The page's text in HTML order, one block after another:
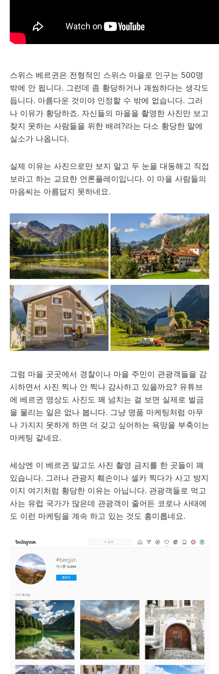
스위스 베르귄은 전형적인 스위스 마을로 인구는 500명
밖에 안 됩니다. 그런데 좀 황당하거나 괘씸하다는 생각도
듭니다. 아름다운 것이야 인정할 수 밖에 없습니다. 그러
나 이유가 황당하죠. 자신들의 마을을 촬영한 사진만 보고
찾지 못하는 사람들을 위한 배려?라는 다소 황당한 말에
실소가 나옵니다.
실제 이유는 사진으로만 보지 말고 두 눈을 대동해고 직접
보라고 하는 교묘한 언론플레이입니다. 이 마을 사람들의
마음씨는 아름답지 못하네요.
그럼 마을 곳곳에서 경찰이나 마을 주민이 관광객들을 감
시하면서 사진 찍나 안 찍나 감사하고 있을까요? 유튜브
에 베르귄 영상도 사진도 꽤 넘치는 걸 보면 실제로 벌금
을 물리는 일은 없나 봅니다. 그냥 명품 마케팅처럼 아무
나 가지지 못하게 하면 더 갖고 싶어하는 욕망을 부축이는
마케팅 같네요.
세상엔 이 베르귄 말고도 사진 촬영 금지를 한 곳들이 꽤
있습니다. 그러나 관광지 훼손이나 셀카 찍다가 사고 방지
이지 여기처럼 황당한 이유는 아닙니다. 관광객들로 먹고
사는 유럽 국가가 많은데 관광객이 줄어든 코로나 사태에
도 이런 마케팅을 계속 하고 있는 것도 흥미롭네요.